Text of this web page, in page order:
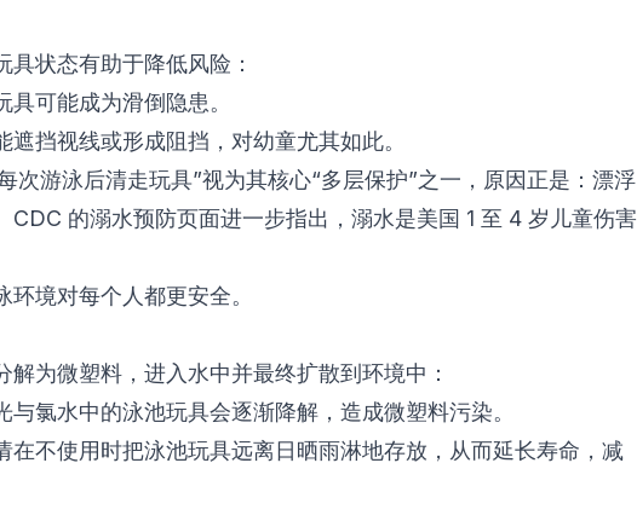
状态有助于降低风险：
可能成为滑倒隐患。
挡视线或形成阻挡，对幼童尤其如此。
次游泳后清走玩具”视为其核心“多层保护”之一，原因正是：漂浮
CDC 的溺水预防页面进一步指出，溺水是美国 1 至 4 岁儿童伤害
境对每个人都更安全。
为微塑料，进入水中并最终扩散到环境中：
与氯水中的泳池玩具会逐渐降解，造成微塑料污染。
在不使用时把泳池玩具远离日晒雨淋地存放，从而延长寿命，减